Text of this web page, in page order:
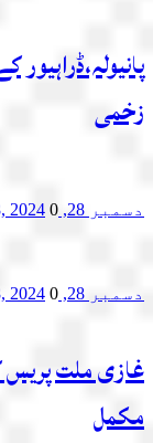
زخمی
دسمبر 28, 2024 2024 0 تبصرے
دسمبر 28, 2024 2024 0 تبصرے
غازی ملت پریس
مکمل